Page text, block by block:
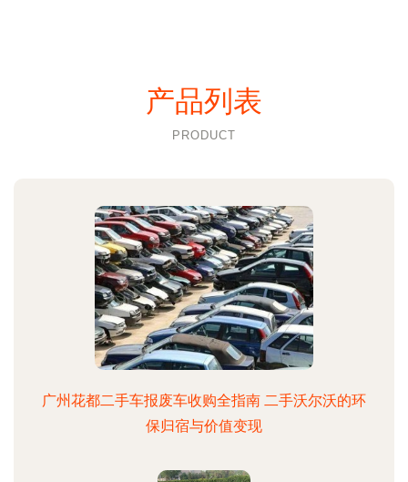
产品列表
PRODUCT
广州花都二手车报废车收购全指南 二手沃尔沃的环
保归宿与价值变现